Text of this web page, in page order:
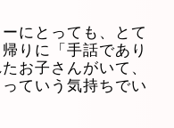
にとっても、とて
りに「手話であり
お子さんがいて、
ていう気持ちでい